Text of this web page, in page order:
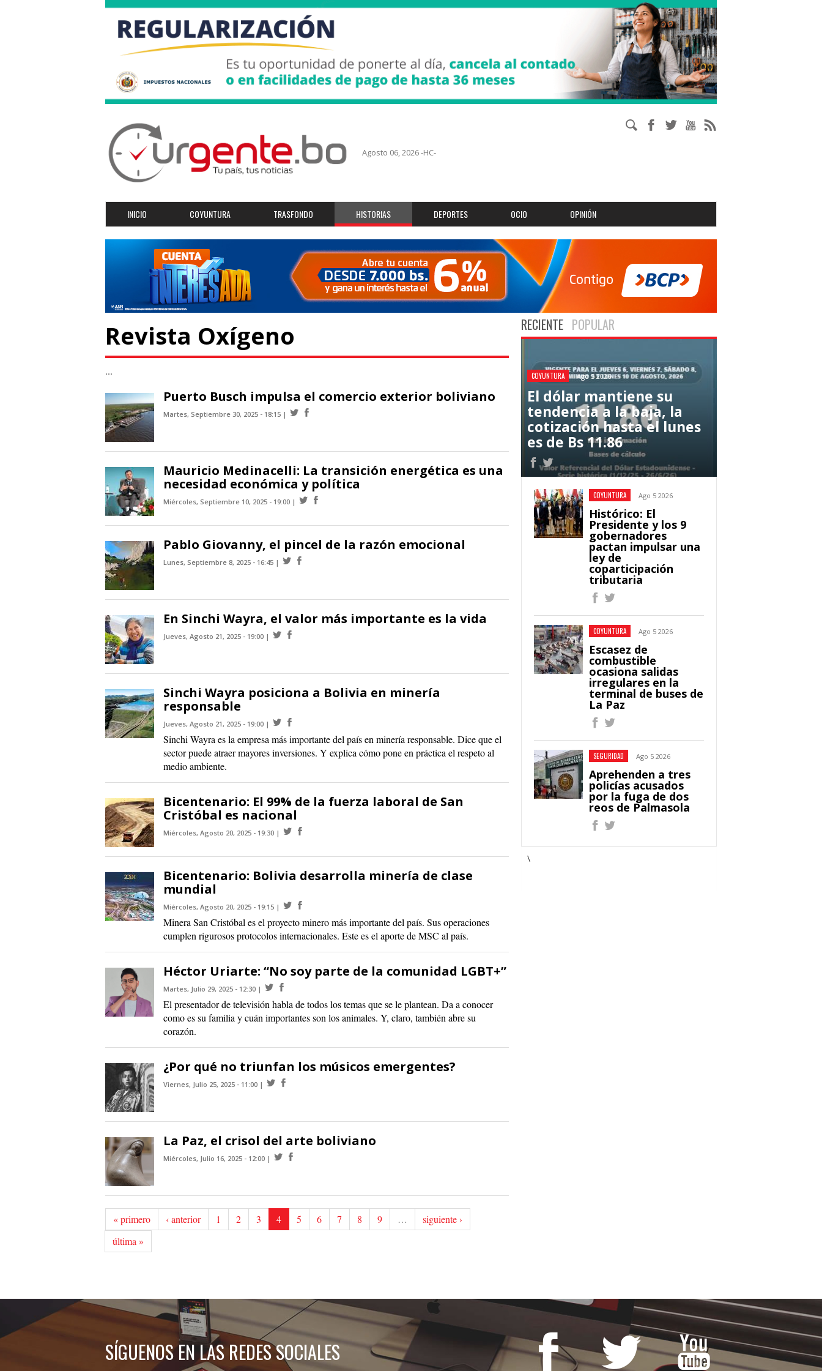
Agosto 06, 2026 -HC-
INICIO COYUNTURA TRASFONDO HISTORIAS DEPORTES OCIO OPINIÓN
Revista Oxígeno
...
Puerto Busch impulsa el comercio exterior boliviano
Martes, Septiembre 30, 2025 - 18:15
Mauricio Medinacelli: La transición energética es una
necesidad económica y política
Miércoles, Septiembre 10, 2025 - 19:00
Pablo Giovanny, el pincel de la razón emocional
Lunes, Septiembre 8, 2025 - 16:45
En Sinchi Wayra, el valor más importante es la vida
Jueves, Agosto 21, 2025 - 19:00
Sinchi Wayra posiciona a Bolivia en minería
responsable
Jueves, Agosto 21, 2025 - 19:00
Sinchi Wayra es la empresa más importante del país en minería responsable. Dice que el
sector puede atraer mayores inversiones. Y explica cómo pone en práctica el respeto al
medio ambiente.
Bicentenario: El 99% de la fuerza laboral de San
Cristóbal es nacional
Miércoles, Agosto 20, 2025 - 19:30
Bicentenario: Bolivia desarrolla minería de clase
mundial
Miércoles, Agosto 20, 2025 - 19:15
Minera San Cristóbal es el proyecto minero más importante del país. Sus operaciones
cumplen rigurosos protocolos internacionales. Este es el aporte de MSC al país.
Héctor Uriarte: “No soy parte de la comunidad LGBT+”
Martes, Julio 29, 2025 - 12:30
El presentador de televisión habla de todos los temas que se le plantean. Da a conocer
como es su familia y cuán importantes son los animales. Y, claro, también abre su
corazón.
¿Por qué no triunfan los músicos emergentes?
Viernes, Julio 25, 2025 - 11:00
La Paz, el crisol del arte boliviano
Miércoles, Julio 16, 2025 - 12:00
« primero ‹ anterior 1 2 3 4 5 6 7 8 9 …
siguiente ›
última »
RECIENTE POPULAR
COYUNTURA Ago 5 2026
El dólar mantiene su
tendencia a la baja, la
cotización hasta el lunes
es de Bs 11.86
COYUNTURA Ago 5 2026
Histórico: El
Presidente y los 9
gobernadores
pactan impulsar una
ley de
coparticipación
tributaria
COYUNTURA Ago 5 2026
Escasez de
combustible
ocasiona salidas
irregulares en la
terminal de buses de
La Paz
SEGURIDAD Ago 5 2026
Aprehenden a tres
policías acusados
por la fuga de dos
reos de Palmasola
\
SÍGUENOS EN LAS REDES SOCIALES